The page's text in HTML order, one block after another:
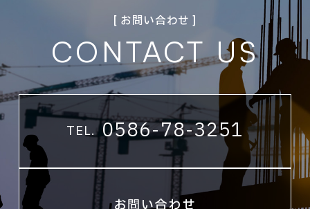
[ お問い合わせ ]
CONTACT US
TEL. 0586-78-3251